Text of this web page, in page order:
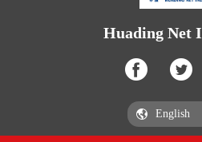
Huading Net